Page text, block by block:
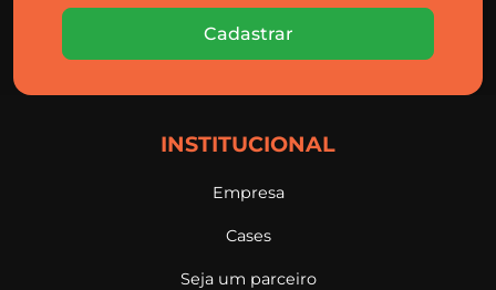
Cadastrar
INSTITUCIONAL
Empresa
Cases
Seja um parceiro